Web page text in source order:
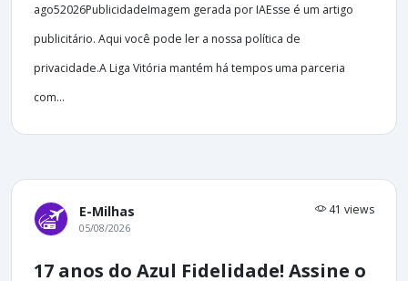
ago52026PublicidadeImagem gerada por IAEsse é um artigo
publicitário. Aqui você pode ler a nossa política de
privacidade.A Liga Vitória mantém há tempos uma parceria
com...
E-Milhas 41 views
05/08/2026
17 anos do Azul Fidelidade! Assine o